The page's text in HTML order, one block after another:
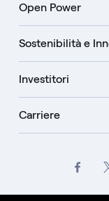
Open Power
Sostenibilità e
Investitori
Carriere